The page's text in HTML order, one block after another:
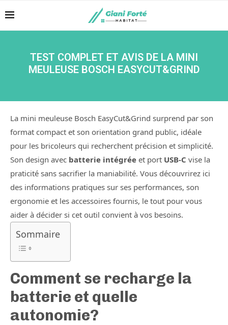
TEST COMPLET ET AVIS DE LA MINI
MEULEUSE BOSCH EASYCUT&GRIND
La mini meuleuse Bosch EasyCut&Grind surprend par son
format compact et son orientation grand public, idéale
pour les bricoleurs qui recherchent précision et simplicité.
Son design avec batterie intégrée et port USB-C vise la
praticité sans sacrifier la maniabilité. Vous découvrirez ici
des informations pratiques sur ses performances, son
ergonomie et les accessoires fournis, le tout pour vous
aider à décider si cet outil convient à vos besoins.
Sommaire
Comment se recharge la
batterie et quelle
autonomie?